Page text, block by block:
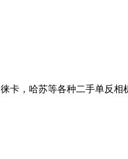
卡，哈苏等各种二手单反相